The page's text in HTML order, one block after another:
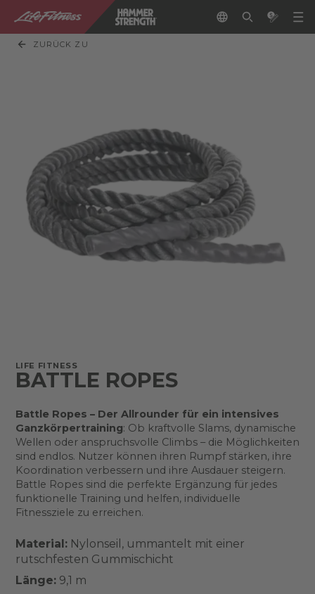
ZURÜCK ZU
LIFE FITNESS
BATTLE ROPES
Battle Ropes – Der Allrounder für ein intensives
Ganzkörpertraining: Ob kraftvolle Slams, dynamische
Wellen oder anspruchsvolle Climbs – die Möglichkeiten
sind endlos. Nutzer können ihren Rumpf stärken, ihre
Koordination verbessern und ihre Ausdauer steigern.
Battle Ropes sind die perfekte Ergänzung für jedes
funktionelle Training und helfen, individuelle
Fitnessziele zu erreichen.
Material:Nylonseil, ummantelt mit einer
rutschfesten Gummischicht
Länge:9,1 m